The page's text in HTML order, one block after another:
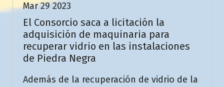
Mar 29 2023
El Consorcio saca a licitación la
adquisición de maquinaria para
recuperar vidrio en las instalaciones
de Piedra Negra
Además de la recuperación de vidrio de la